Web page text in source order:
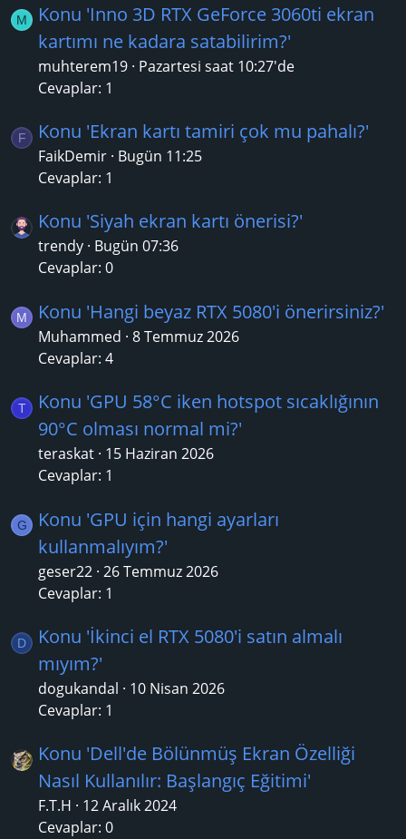
M
Konu 'Inno 3D RTX GeForce 3060ti ekran
kartımı ne kadara satabilirim?'
muhterem19 Pazartesi saat 10:27'de
Cevaplar: 1
F Konu 'Ekran kartı tamiri çok mu pahalı?'
FaikDemir Bugün 11:25
Cevaplar: 1
Konu 'Siyah ekran kartı önerisi?'
trendy Bugün 07:36
Cevaplar: 0
M Konu 'Hangi beyaz RTX 5080'i önerirsiniz?'
Muhammed 8 Temmuz 2026
Cevaplar: 4
T
Konu 'GPU 58°C iken hotspot sıcaklığının
90°C olması normal mi?'
teraskat 15 Haziran 2026
Cevaplar: 1
G
Konu 'GPU için hangi ayarları
kullanmalıyım?'
geser22 26 Temmuz 2026
Cevaplar: 1
D
Konu 'İkinci el RTX 5080'i satın almalı
mıyım?'
dogukandal
10 Nisan 2026
Cevaplar: 1
Konu 'Dell'de Bölünmüş Ekran Özelliği
Nasıl Kullanılır: Başlangıç Eğitimi'
F.T.H
12 Aralık 2024
Cevaplar: 0